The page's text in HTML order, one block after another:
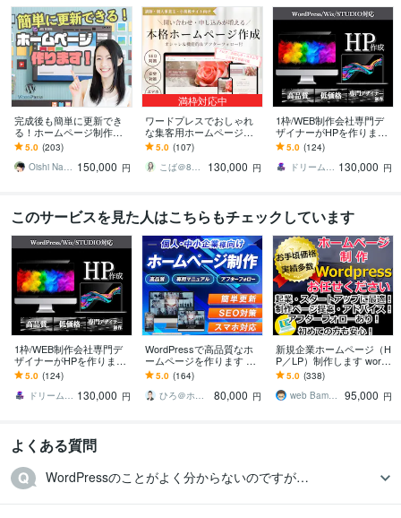
完成後も簡単に更新でき
る！ホームページ制作し
ます 修正無制限！HP完成
後も安心して相談できま
す
5.0 (203)
Oishi Naoto 150,000 円
満枠対応中
ワードプレスでおしゃれ
な集客用ホームページ作
ります 【SEO対策済・ス
マホ対応・本格的】納品
後はご自身で更新可能
5.0 (107)
こば＠8月7日～8月16日夏季休業
130,000 円
1枠/WEB制作会社専門デ
ザイナーがHPを作ります
ワードプレスからノーコ
ードHP制作なら弊社にお
任せください！
5.0 (124)
ドリーム＠WEB制作会社 130,000 円
このサービスを見た人はこちらもチェックしています
1枠/WEB制作会社専門デ
ザイナーがHPを作ります
ワードプレスからノーコ
ードHP制作なら弊社にお
任せください！
5.0 (124)
ドリーム＠WEB制作会社 130,000 円
WordPressで高品質なホ
ームページを作ります シ
ンプル/SEO/ホームペー
ジ/おしゃれ/スタイリッシ
ュ
5.0 (164)
ひろ＠ホームページ制作
80,000 円
新規企業ホームページ（H
P／LP）制作します wordp
ress制作！あたらしいホ
ームぺージが手に入りま
す
5.0 (338)
web Bamboo
95,000 円
よくある質問
WordPressのことがよく分からないのですが…